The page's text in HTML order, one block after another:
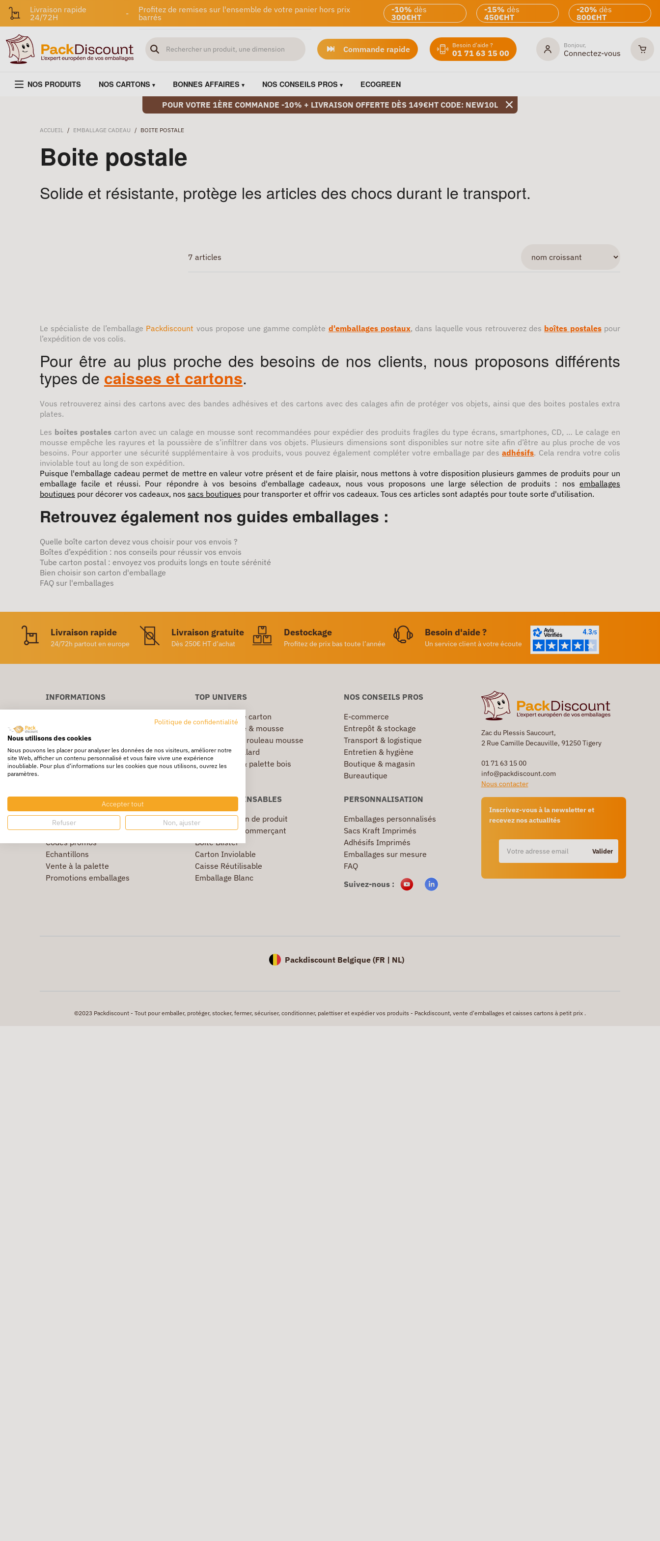
Livraison rapide
24/72H
-
Profitez de remises sur l'ensemble de votre panier hors prix
barrés
-10% dès
300€HT
-15% dès
450€HT
-20% dès
800€HT
Commande rapide Besoin d'aide ?
01 71 63 15 00
Bonjour,
Connectez-vous
NOS PRODUITS NOS CARTONS BONNES AFFAIRES NOS CONSEILS PROS ECOGREEN
POUR VOTRE 1ÈRE COMMANDE -10% + LIVRAISON OFFERTE DÈS 149€HT CODE: NEW10L
ACCUEIL / EMBALLAGE CADEAU / BOITE POSTALE
Boite postale
Solide et résistante, protège les articles des chocs durant le transport.
7 articles
Le spécialiste de l’emballage Packdiscount vous propose une gamme complète d'emballages postaux, dans laquelle vous retrouverez des boîtes postalespour
l’expédition de vos colis.
Pour être au plus proche des besoins de nos clients, nous proposons différents
types de caisses et cartons.
Vous retrouverez ainsi des cartons avec des bandes adhésives et des cartons avec des calages afin de protéger vos objets, ainsi que des boites postales extra
plates.
Les boites postales carton avec un calage en mousse sont recommandées pour expédier des produits fragiles du type écrans, smartphones, CD, … Le calage en
mousse empêche les rayures et la poussière de s’infiltrer dans vos objets. Plusieurs dimensions sont disponibles sur notre site afin d’être au plus proche de vos
besoins. Pour apporter une sécurité supplémentaire à vos produits, vous pouvez également compléter votre emballage par desadhésifs. Cela rendra votre colis
inviolable tout au long de son expédition.
Puisque l'emballage cadeau permet de mettre en valeur votre présent et de faire plaisir, nous mettons à votre disposition plusieurs gammes de produits pour un
emballage facile et réussi. Pour répondre à vos besoins d'emballage cadeaux, nous vous proposons une large sélection de produits : nos emballages
boutiques pour décorer vos cadeaux, nos sacs boutiques pour transporter et offrir vos cadeaux. Tous ces articles sont adaptés pour toute sorte d'utilisation.
Retrouvez également nos guides emballages :
Quelle boîte carton devez vous choisir pour vos envois ?
Boîtes d’expédition : nos conseils pour réussir vos envois
Tube carton postal : envoyez vos produits longs en toute sérénité
Bien choisir son carton d'emballage
FAQ sur l'emballages
Livraison rapide
24/72h partout en europe
Livraison gratuite
Dès 250€ HT d’achat
Destockage
Profitez de prix bas toute l’année
Besoin d'aide ?
Un service client à votre écoute
Zac du Plessis Saucourt,
2 Rue Camille Decauville, 91250 Tigery
01 71 63 15 00
info@packdiscount.com
Nous contacter
Inscrivez-vous à la newsletter et
recevez nos actualités
Valider
INFORMATIONS
CGV
Première commande
Commande rapide
TOP UNIVERS
Caisse & Boîte carton
Pochette bulle & mousse
Papier bulle & rouleau mousse
Adhésif & feuillard
Film étirable & palette bois
NOS CONSEILS PROS
E-commerce
Entrepôt & stockage
Transport & logistique
Entretien & hygiène
Boutique & magasin
Bureautique
NOS SERVICES
Solutions Grands-comptes
Nos guides
Codes promos
Echantillons
Vente à la palette
Promotions emballages
NOS INDISPENSABLES
Notre selection de produit
Emballage E-commerçant
Boite Blister
Carton Inviolable
Caisse Réutilisable
Emballage Blanc
PERSONNALISATION
Emballages personnalisés
Sacs Kraft Imprimés
Adhésifs Imprimés
Emballages sur mesure
FAQ
Suivez-nous :
Packdiscount Belgique (FR | NL)
©2023 Packdiscount - Tout pour emballer, protéger, stocker, fermer, sécuriser, conditionner, palettiser et expédier vos produits - Packdiscount, vente d'emballages et caisses cartons à petit prix .
Politique de confidentialité
Nous utilisons des cookies
Nous pouvons les placer pour analyser les données de nos visiteurs, améliorer notre
site Web, afficher un contenu personnalisé et vous faire vivre une expérience
inoubliable. Pour plus d'informations sur les cookies que nous utilisons, ouvrez les
paramètres.
Accepter tout
Refuser Non, ajuster